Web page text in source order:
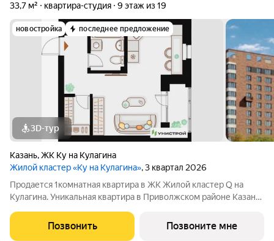
33,7 м²
квартира-студия 9 этаж из 19
новостройка последнее предложение
3D-тур
Казань,ЖК Ку на Кулагина
Жилой кластер «Ку на Кулагина», 3 квартал 2026
Продается 1комнатная квартира в ЖК Жилой кластер Q на
Кулагина. Уникальная квартира в Приволжском районе Казани,
Собственный детский сад, школа, дворы-парки с сенсорными
игровыми и
Позвонить Позвоните мне